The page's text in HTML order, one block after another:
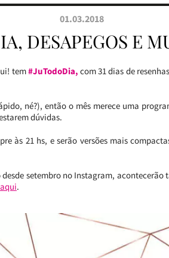
01.03.2018
DESAPEGOS E
tem#JuTodoDia, com 31 dias de
né?), então o mês merece uma
dúvidas.
às 21 hs, e serão versões mais
setembro no Instagram, acontecerão
.